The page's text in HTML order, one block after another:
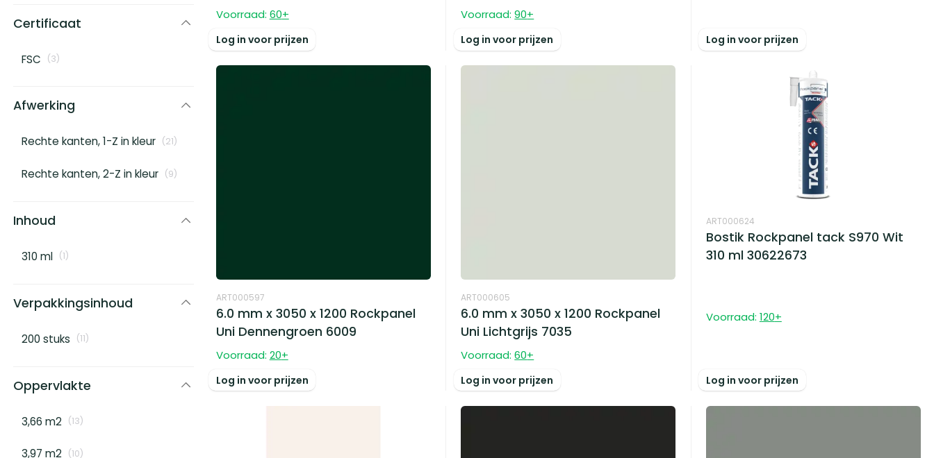
Voorraad: 60+
Log in voor prijzen
Voorraad: 90+
Log in voor prijzen Log in voor prijzen
ART000597
6.0 mm x 3050 x 1200 Rockpanel
Uni Dennengroen 6009
Voorraad: 20+
Log in voor prijzen
ART000605
6.0 mm x 3050 x 1200 Rockpanel
Uni Lichtgrijs 7035
Voorraad: 60+
Log in voor prijzen
ART000624
Bostik Rockpanel tack S970 Wit
310 ml 30622673
Voorraad: 120+
Log in voor prijzen
Certificaat
FSC (3)
Afwerking
Rechte kanten, 1-Z in kleur (21)
Rechte kanten, 2-Z in kleur (9)
Inhoud
310 ml (1)
Verpakkingsinhoud
200 stuks (11)
Oppervlakte
3,66 m2 (13)
3,97 m2 (10)